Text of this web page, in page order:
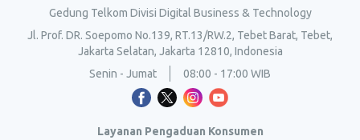
Gedung Telkom Divisi Digital Business & Technology
Jl. Prof. DR. Soepomo No.139, RT.13/RW.2, Tebet Barat, Tebet,
Jakarta Selatan, Jakarta 12810, Indonesia
Senin - Jumat
08:00 - 17:00 WIB
Layanan Pengaduan Konsumen